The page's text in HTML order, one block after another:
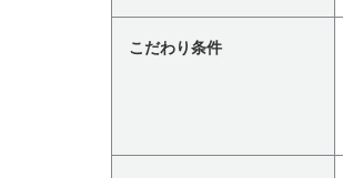
こだわり条件